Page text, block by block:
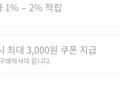
1% − 2% 적립
최대 3,000원 쿠폰 지급
매하셔야 합니다.